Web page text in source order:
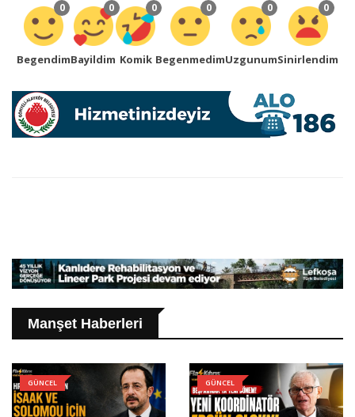
0
Begendim
0
Bayildim
0
Komik
0
Begenmedim
0
Uzgunum
0
Sinirlendim
Manşet Haberleri
GÜNCEL GÜNCEL